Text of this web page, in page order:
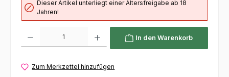
Dieser Artikel unterliegt einer Altersfreigabe ab 18
Jahren!
In den Warenkorb
Zum Merkzettel hinzufügen